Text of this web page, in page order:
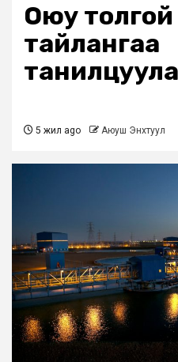
Оюу
тайлангаа
5 жил ago Аюуш Энхтуул